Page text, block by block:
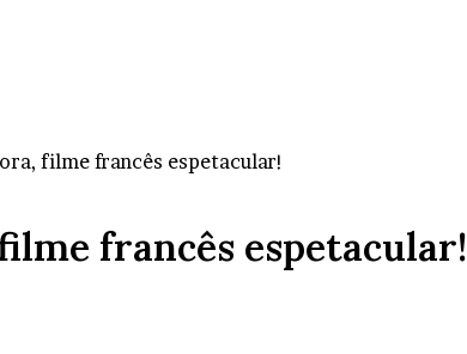
filme francês espetacular!
francês espetacular!